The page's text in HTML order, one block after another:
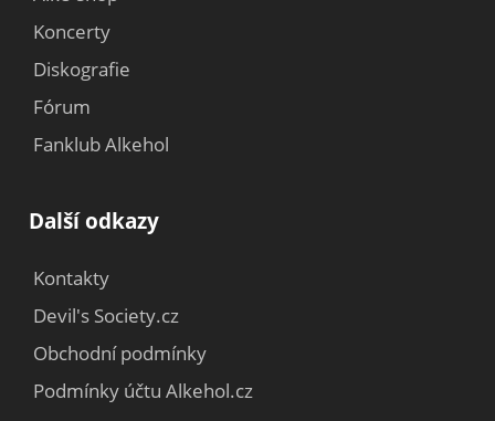
Koncerty
Diskografie
Fórum
Fanklub Alkehol
Další odkazy
Kontakty
Devil's Society.cz
Obchodní podmínky
Podmínky účtu Alkehol.cz